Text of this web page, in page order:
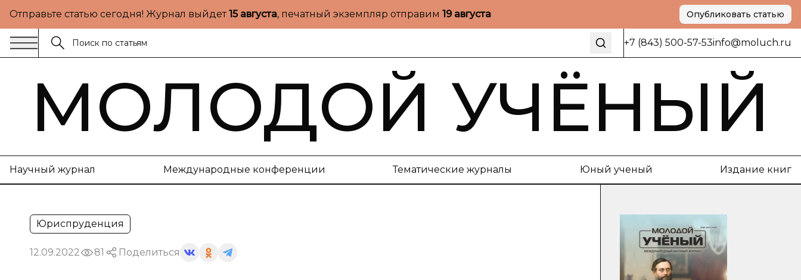
Отправьте статью сегодня! Журнал выйдет15 августа, печатный экземпляр отправим 19 августа Опубликовать статью
+7 (843) 500-57-53info@moluch.ru
МОЛОДОЙ УЧЁНЫЙ
Научный журнал Международные конференции Тематические журналы Юный ученый Издание книг
Юриспруденция
12.09.2022 81 Поделиться